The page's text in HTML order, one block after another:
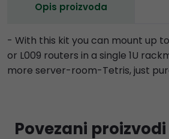
Opis proizvoda
- With this kit you can mount up
or L009 routers in a single 1U
more server-room-Tetris, just
Povezani proizvodi